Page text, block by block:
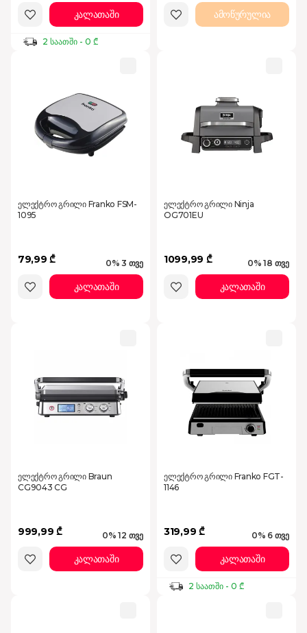
2 საათში - 0 ₾
კალათაში ამოწურულია
ელექტრო გრილი Franko FSM-
1095
79,99 ₾ 0% 3 თვე
კალათაში
ელექტრო გრილი Ninja
OG701EU
1099,99 ₾ 0% 18 თვე
კალათაში
ელექტრო გრილი Braun
CG9043 CG
999,99 ₾ 0% 12 თვე
კალათაში
ელექტრო გრილი Franko FGT-
1146
319,99 ₾ 0% 6 თვე
2 საათში - 0 ₾
კალათაში